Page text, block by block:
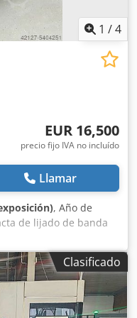
1 /4
EUR 16,500
precio fijo IVA no incluído
Llamar
, Año de
de lijado de banda
Equipamiento de
de lijado desde el
del rodillo desde
Fox 500 KTR -
entrada y salida -
con botón Número
Clasificado